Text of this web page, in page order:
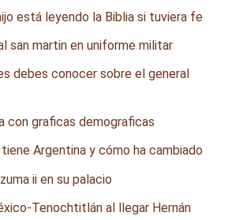
está leyendo la Biblia si tuviera fe
debes conocer sobre el general
Argentina y cómo ha cambiado
Tenochtitlán al llegar Hernán